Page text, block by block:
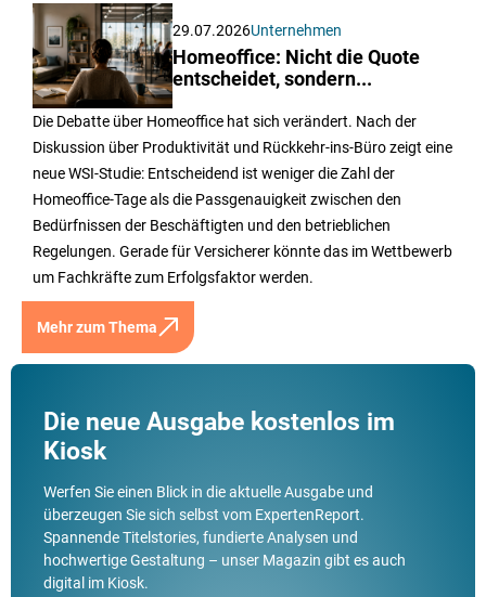
29.07.2026Unternehmen
Homeoffice: Nicht die Quote
entscheidet, sondern...
Die Debatte über Homeoffice hat sich verändert. Nach der
Diskussion über Produktivität und Rückkehr-ins-Büro zeigt eine
neue WSI-Studie: Entscheidend ist weniger die Zahl der
Homeoffice-Tage als die Passgenauigkeit zwischen den
Bedürfnissen der Beschäftigten und den betrieblichen
Regelungen. Gerade für Versicherer könnte das im Wettbewerb
um Fachkräfte zum Erfolgsfaktor werden.
Mehr zum Thema
Die neue Ausgabe kostenlos im
Kiosk
Werfen Sie einen Blick in die aktuelle Ausgabe und
überzeugen Sie sich selbst vom ExpertenReport.
Spannende Titelstories, fundierte Analysen und
hochwertige Gestaltung – unser Magazin gibt es auch
digital im Kiosk.